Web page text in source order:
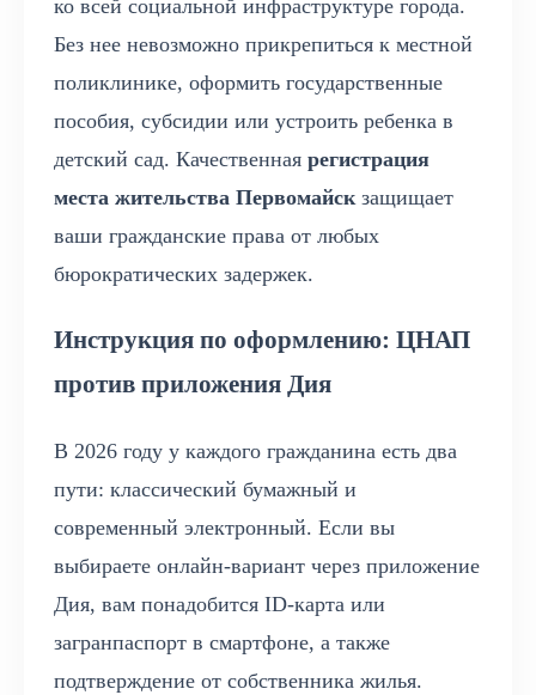
ко всей социальной инфраструктуре города.
Без нее невозможно прикрепиться к местной
поликлинике, оформить государственные
пособия, субсидии или устроить ребенка в
детский сад. Качественная регистрация
места жительства Первомайскзащищает
ваши гражданские права от любых
бюрократических задержек.
Инструкция по оформлению: ЦНАП
против приложения Дия
В 2026 году у каждого гражданина есть два
пути: классический бумажный и
современный электронный. Если вы
выбираете онлайн-вариант через приложение
Дия, вам понадобится ID-карта или
загранпаспорт в смартфоне, а также
подтверждение от собственника жилья.